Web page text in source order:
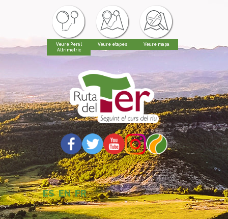
Veure Perfil
Altrimetric
Veure etapes Veure mapa
ES EN FR